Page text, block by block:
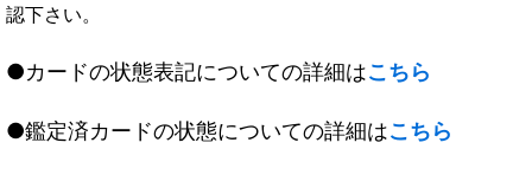
認下さい。
●カードの状態表記についての詳細はこちら
●鑑定済カードの状態についての詳細はこちら